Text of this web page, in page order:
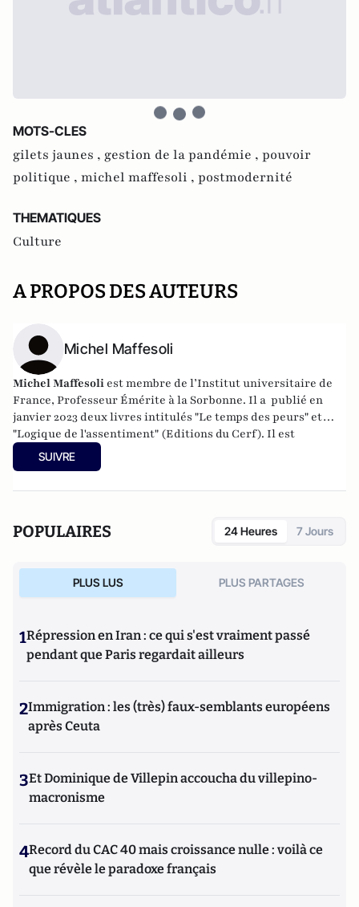
MOTS-CLES
gilets jaunes , gestion de la pandémie , pouvoir
politique , michel maffesoli , postmodernité
THEMATIQUES
Culture
A PROPOS DES AUTEURS
Michel Maffesoli
Michel Maffesoli est membre de l’Institut universitaire de
France, Professeur Émérite à la Sorbonne. Il a publié en
janvier 2023 deux livres intitulés "Le temps des peurs" et
"Logique de l'assentiment" (Editions du Cerf). Il est
également l'auteur de livres encore "Écosophie" (Ed du Cerf,
2017), "Êtres postmoderne" ( Ed du Cerf 2018), "La nostalgie
SUIVRE
POPULAIRES 24 Heures 7 Jours
PLUS LUS PLUS PARTAGES
1Répression en Iran : ce qui s'est vraiment passé
pendant que Paris regardait ailleurs
2Immigration : les (très) faux-semblants européens
après Ceuta
3Et Dominique de Villepin accoucha du villepino-
macronisme
4Record du CAC 40 mais croissance nulle : voilà ce
que révèle le paradoxe français